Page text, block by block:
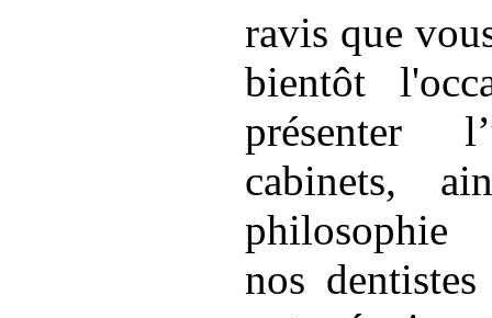
ravis que
bientôt
présenter
cabinets,
philosophie
nos